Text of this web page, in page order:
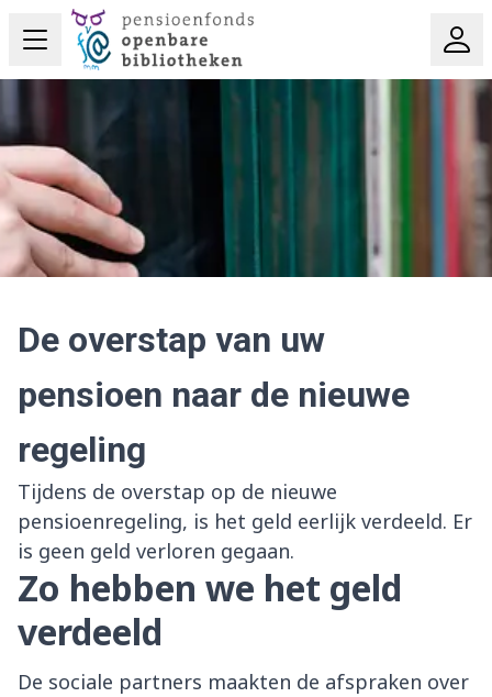
De overstap van uw
pensioen naar de nieuwe
regeling
Tijdens de overstap op de nieuwe
pensioenregeling, is het geld eerlijk verdeeld. Er
is geen geld verloren gegaan.
Zo hebben we het geld
verdeeld
De sociale partners maakten de afspraken over